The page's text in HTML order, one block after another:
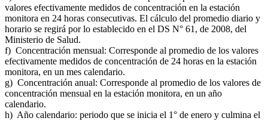
valores efectivamente medidos de concentración en la estación
monitora en 24 horas consecutivas. El cálculo del promedio diario y
horario se regirá por lo establecido en el DS N° 61, de 2008, del
Ministerio de Salud.
f) Concentración mensual: Corresponde al promedio de los valores
efectivamente medidos de concentración de 24 horas en la estación
monitora, en un mes calendario.
g) Concentración anual: Corresponde al promedio de los valores de
concentración mensual en la estación monitora, en un año
calendario.
h) Año calendario: periodo que se inicia el 1° de enero y culmina el